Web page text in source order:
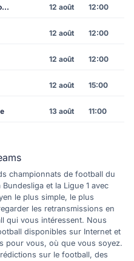
Rapid Vienna vs Paide Linnameeskond 12 août 12:00
12 août 12:00
12 août 12:00
12 août 15:00
13 août 11:00
championnats de football du
et la Ligue 1 avec
le plus simple, le plus
les retransmissions en
qui vous intéressent. Nous
disponibles sur Internet et
pour vous, où que vous soyez.
sur le football, des